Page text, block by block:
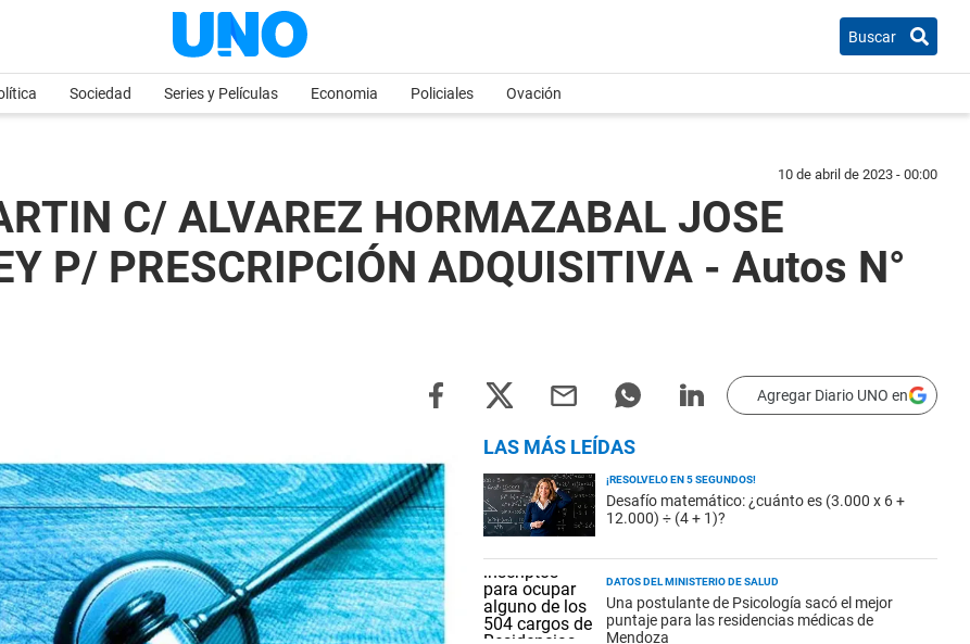
Buscar
Sociedad Series y Películas Economia Policiales Ovación
10 de abril de 2023 - 00:00
C/ ALVAREZ HORMAZABAL JOSE
P/ PRESCRIPCIÓN ADQUISITIVA - Autos N°
Agregar Diario UNO en
LAS MÁS LEÍDAS
¡RESOLVELO EN 5 SEGUNDOS!
Desafío matemático: ¿cuánto es (3.000 x 6 +
12.000) ÷ (4 + 1)?
DATOS DEL MINISTERIO DE SALUD
Una postulante de Psicología sacó el mejor
puntaje para las residencias médicas de
Mendoza